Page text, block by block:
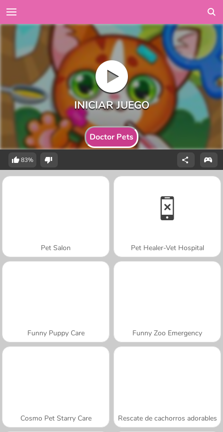
Doctor Pets
83%
Pet Salon Pet Healer-Vet Hospital
Funny Puppy Care Funny Zoo Emergency
Cosmo Pet Starry Care Rescate de cachorros adorables